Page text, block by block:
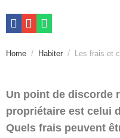
Home Habiter Les frais et
Un point de discorde
propriétaire est celui
Quels frais peuvent